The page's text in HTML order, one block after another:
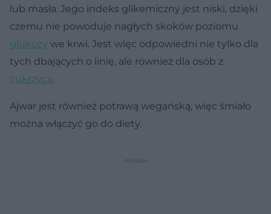
lub masła. Jego indeks glikemiczny jest niski, dzięki
czemu nie powoduje nagłych skoków poziomu
glukozy we krwi. Jest więc odpowiedni nie tylko dla
tych dbających o linię, ale również dla osób z
cukrzycą.
Ajwar jest również potrawą wegańską, więc śmiało
można włączyć go do diety.